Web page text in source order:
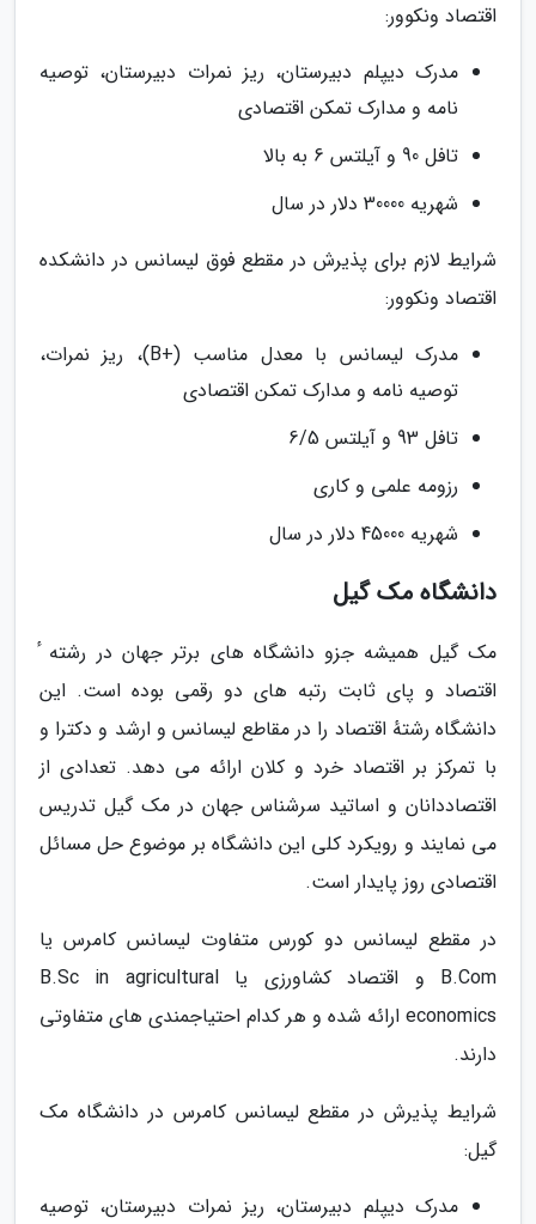
اقتصاد ونکوور:
مدرک دیپلم دبیرستان، ریز نمرات دبیرستان، توصیه
نامه و مدارک تمکن اقتصادی
تافل 90 و آیلتس 6 به بالا
شهریه 30000 دلار در سال
شرایط لازم برای پذیرش در مقطع فوق لیسانس در دانشکده
اقتصاد ونکوور:
مدرک لیسانس با معدل مناسب (+B)، ریز نمرات،
توصیه نامه و مدارک تمکن اقتصادی
تافل 93 و آیلتس 6/5
رزومه علمی و کاری
شهریه 45000 دلار در سال
دانشگاه مک گیل
مک گیل همیشه جزو دانشگاه های برتر جهان در رشته ٔ
اقتصاد و پای ثابت رتبه های دو رقمی بوده است. این
دانشگاه رشتهٔ اقتصاد را در مقاطع لیسانس و ارشد و دکترا و
با تمرکز بر اقتصاد خرد و کلان ارائه می دهد. تعدادی از
اقتصاددانان و اساتید سرشناس جهان در مک گیل تدریس
می نمایند و رویکرد کلی این دانشگاه بر موضوع حل مسائل
اقتصادی روز پایدار است.
در مقطع لیسانس دو کورس متفاوت لیسانس کامرس یا
B.Com و اقتصاد کشاورزی یا B.Sc in agricultural
economics ارائه شده و هر کدام احتیاجمندی های متفاوتی
دارند.
شرایط پذیرش در مقطع لیسانس کامرس در دانشگاه مک
گیل:
مدرک دیپلم دبیرستان، ریز نمرات دبیرستان، توصیه